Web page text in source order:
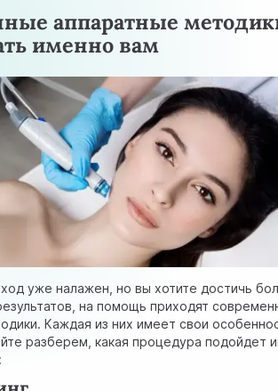
аппаратные
именно вам
уже налажен, но вы хотите достичь
на помощь приходят
Каждая из них имеет свои
разберем, какая процедура подойдет